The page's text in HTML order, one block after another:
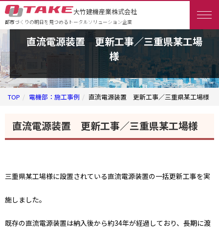
大竹建機産業株式会社
都市づくりの明日を見つめるトータルソリューション企業
直流電源装置 更新工事／三重県某工場
様
TOP 電機部：施工事例 直流電源装置 更新工事／三重県某工場様
直流電源装置 更新工事／三重県某工場様
三重県某工場様に設置されている直流電源装置の一括更新工事を実
施しました。
既存の直流電源装置は納入後から約34年が経過しており、長期に渡